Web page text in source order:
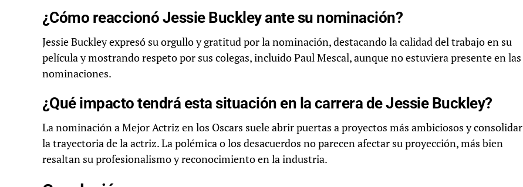
¿Cómo reaccionó Jessie Buckley ante su nominación?
Jessie Buckley expresó su orgullo y gratitud por la nominación, destacando la calidad del trabajo en su
película y mostrando respeto por sus colegas, incluido Paul Mescal, aunque no estuviera presente en las
nominaciones.
¿Qué impacto tendrá esta situación en la carrera de Jessie Buckley?
La nominación a Mejor Actriz en los Oscars suele abrir puertas a proyectos más ambiciosos y consolidar
la trayectoria de la actriz. La polémica o los desacuerdos no parecen afectar su proyección, más bien
resaltan su profesionalismo y reconocimiento en la industria.